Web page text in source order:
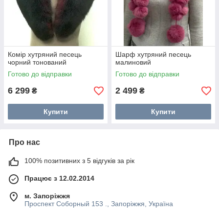
Комір хутряний песець
чорний тонований
Готово до відправки
6 299 ₴
Купити
Шарф хутряний песець
малиновий
Готово до відправки
2 499 ₴
Купити
Про нас
100% позитивних з 5 відгуків за рік
Працює з 12.02.2014
м. Запоріжжя
Проспект Соборный 153 ., Запоріжжя, Україна